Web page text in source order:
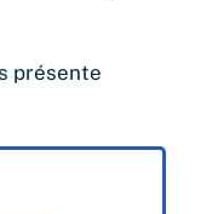
présente